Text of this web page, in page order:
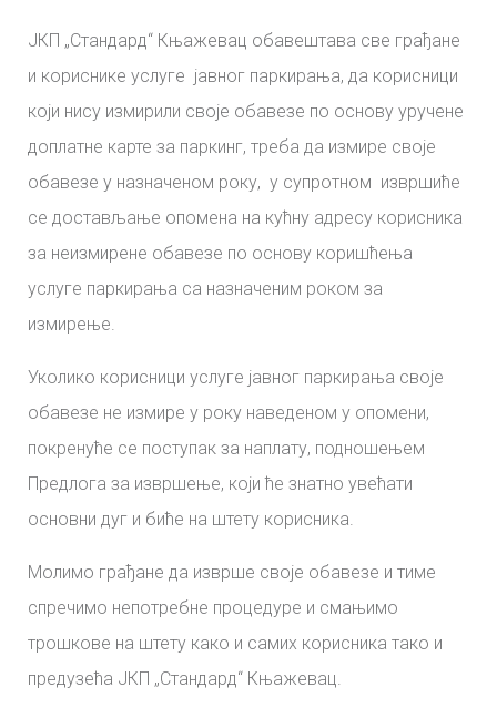
ЈКП „Стандард“ Књажевац обавештава све грађане
и кориснике услуге јавног паркирања, да корисници
који нису измирили своје обавезе по основу уручене
доплатне карте за паркинг, треба да измире своје
обавезе у назначеном року, у супротном извршиће
се достављање опомена на кућну адресу корисника
за неизмирене обавезе по основу коришћења
услуге паркирања са назначеним роком за
измирење.
Уколико корисници услуге јавног паркирања своје
обавезе не измире у року наведеном у опомени,
покренуће се поступак за наплату, подношењем
Предлога за извршење, који ће знатно увећати
основни дуг и биће на штету корисника.
Молимо грађане да изврше своје обавезе и тиме
спречимо непотребне процедуре и смањимо
трошкове на штету како и самих корисника тако и
предузећа ЈКП „Стандард“ Књажевац.